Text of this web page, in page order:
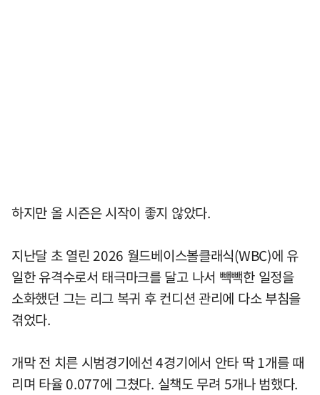
하지만 올 시즌은 시작이 좋지 않았다.
지난달 초 열린 2026 월드베이스볼클래식(WBC)에 유
일한 유격수로서 태극마크를 달고 나서 빽빽한 일정을
소화했던 그는 리그 복귀 후 컨디션 관리에 다소 부침을
겪었다.
개막 전 치른 시범경기에선 4경기에서 안타 딱 1개를 때
리며 타율 0.077에 그쳤다. 실책도 무려 5개나 범했다.